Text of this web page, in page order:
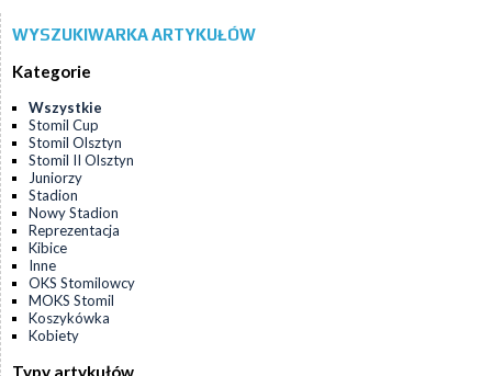
WYSZUKIWARKA ARTYKUŁÓW
Kategorie
Wszystkie
Stomil Cup
Stomil Olsztyn
Stomil II Olsztyn
Juniorzy
Stadion
Nowy Stadion
Reprezentacja
Kibice
Inne
OKS Stomilowcy
MOKS Stomil
Koszykówka
Kobiety
Typy artykułów